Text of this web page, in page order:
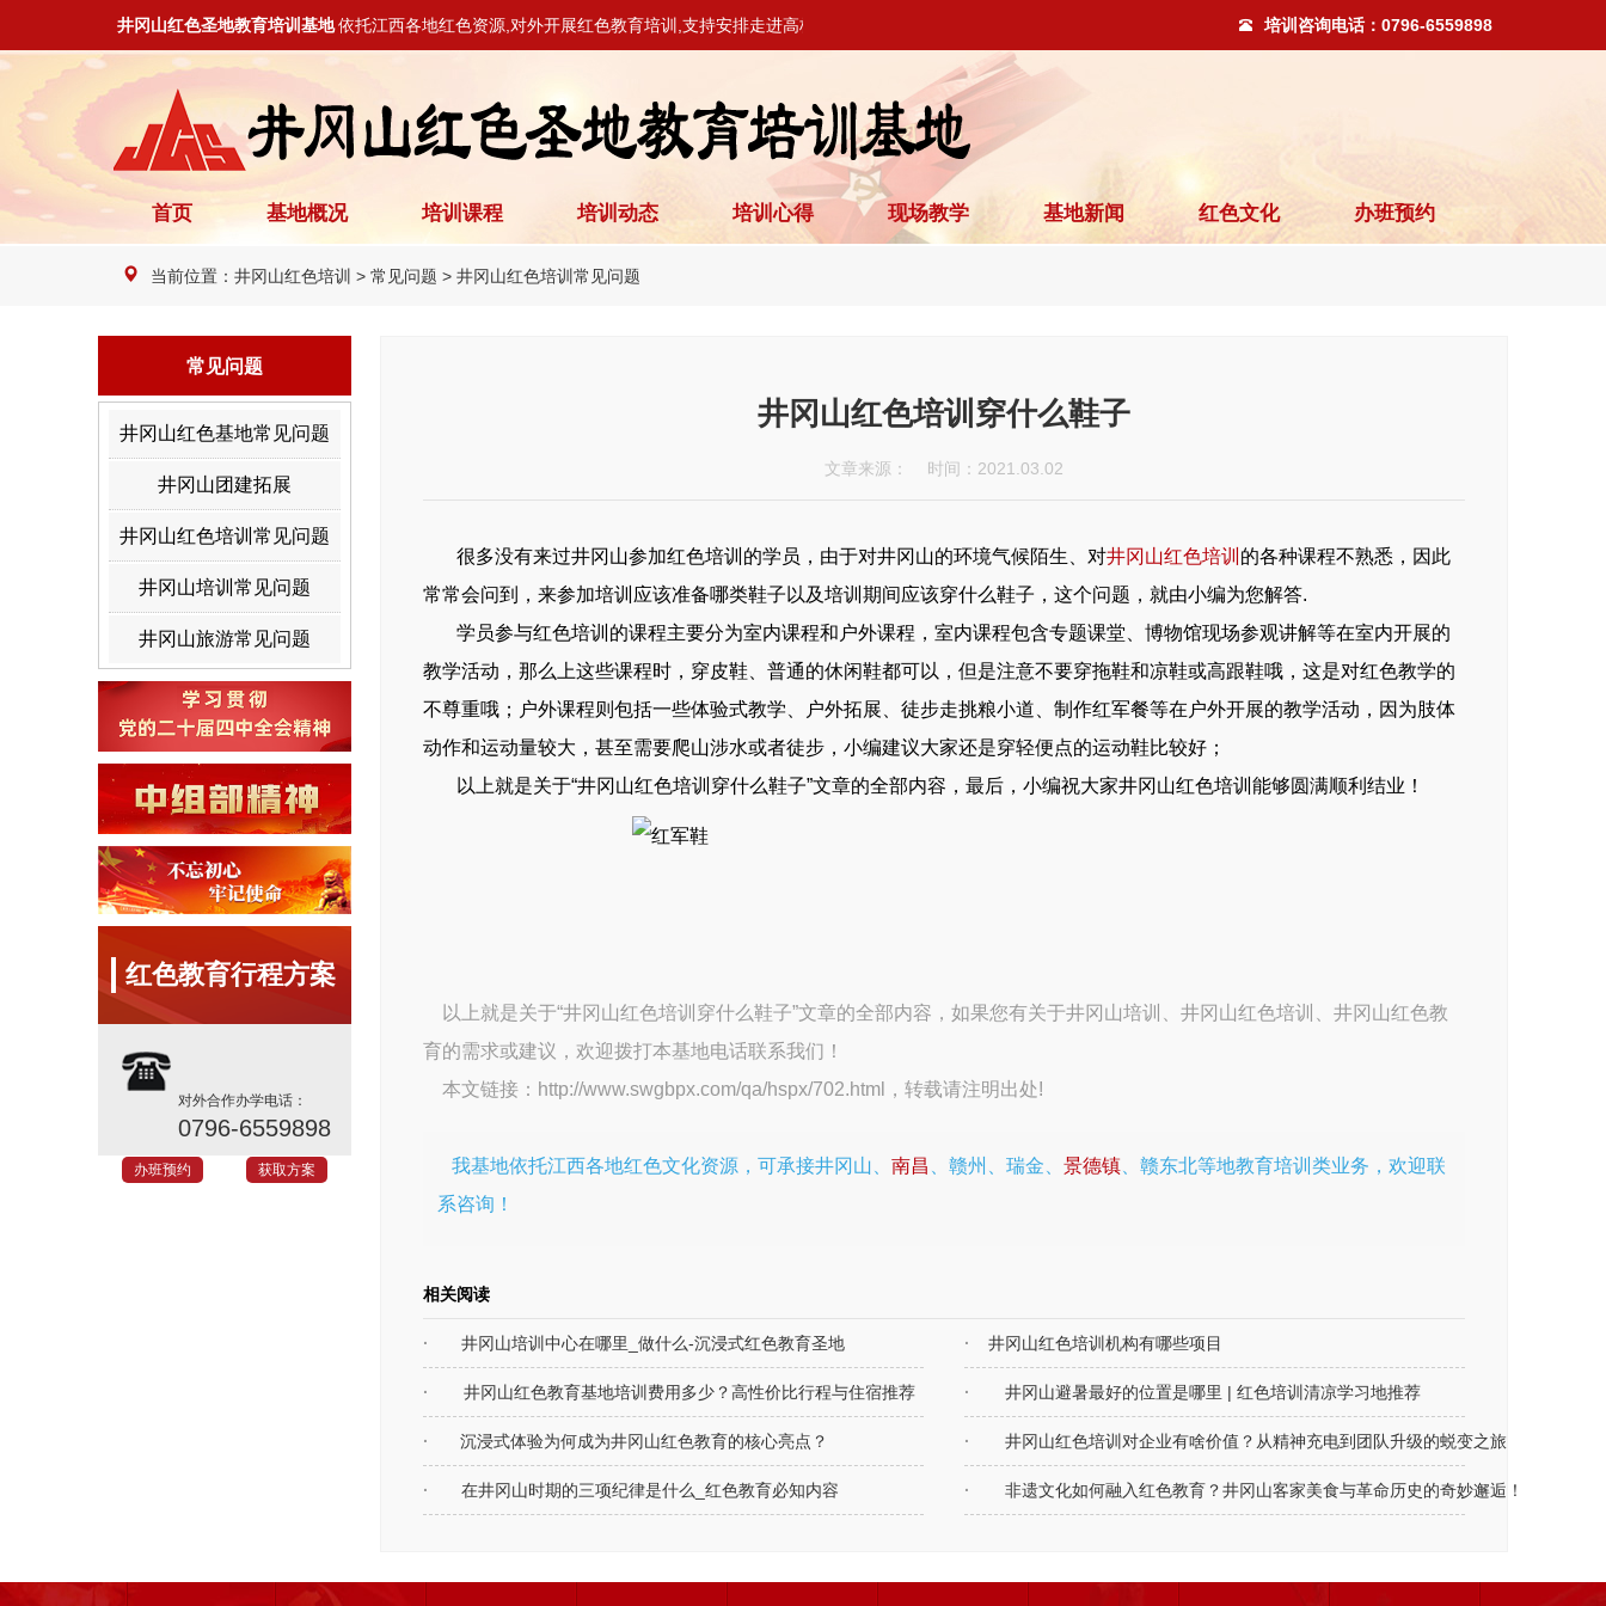
井冈山红色圣地教育培训基地依托江西各地红色资源,对外开展红色教育培训,支持安排走进高校、党校开展教学活动。 培训咨询电话： 0796-6559898
首页 基地概况 培训课程 培训动态 培训心得 现场教学 基地新闻 红色文化 办班预约
当前位置： 井冈山红色培训 > 常见问题 > 井冈山红色培训常见问题
常见问题
井冈山红色基地常见问题
井冈山团建拓展
井冈山红色培训常见问题
井冈山培训常见问题
井冈山旅游常见问题
红色教育行程方案
对外合作办学电话：
0796-6559898
办班预约 获取方案
井冈山红色培训穿什么鞋子
文章来源： 时间：2021.03.02
很多没有来过井冈山参加红色培训的学员，由于对井冈山的环境气候陌生、对井冈山红色培训 的各种课程不熟悉，因此
常常会问到，来参加培训应该准备哪类鞋子以及培训期间应该穿什么鞋子，这个问题，就由小编为您解答.
学员参与红色培训的课程主要分为室内课程和户外课程，室内课程包含专题课堂、博物馆现场参观讲解等在室内开展的
教学活动，那么上这些课程时，穿皮鞋、普通的休闲鞋都可以，但是注意不要穿拖鞋和凉鞋或高跟鞋哦，这是对红色教学的
不尊重哦；户外课程则包括一些体验式教学、户外拓展、徒步走挑粮小道、制作红军餐等在户外开展的教学活动，因为肢体
动作和运动量较大，甚至需要爬山涉水或者徒步，小编建议大家还是穿轻便点的运动鞋比较好；
以上就是关于“井冈山红色培训穿什么鞋子”文章的全部内容，最后，小编祝大家井冈山红色培训能够圆满顺利结业！
以上就是关于“井冈山红色培训穿什么鞋子”文章的全部内容，如果您有关于井冈山培训 、井冈山红色培训 、井冈山红色教
育的需求或建议，欢迎拨打本基地电话联系我们！
本文链接： http://www.swgbpx.com/qa/hspx/702.html ，转载请注明出处!
我基地依托江西各地红色文化资源，可承接井冈山、南昌 、赣州、瑞金、景德镇 、赣东北等地教育培训类业务，欢迎联
系咨询！
相关阅读
井冈山培训中心在哪里_做什么-沉浸式红色教育圣地 井冈山红色培训机构有哪些项目
井冈山红色教育基地培训费用多少？高性价比行程与住宿推荐 井冈山避暑最好的位置是哪里 | 红色培训清凉学习地推荐
沉浸式体验为何成为井冈山红色教育的核心亮点？ 井冈山红色培训对企业有啥价值？从精神充电到团队升级的蜕变之旅
在井冈山时期的三项纪律是什么_红色教育必知内容 非遗文化如何融入红色教育？井冈山客家美食与革命历史的奇妙邂逅！